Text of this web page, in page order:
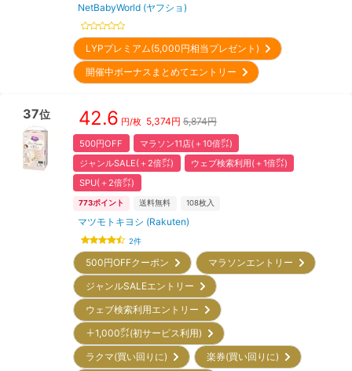
NetBabyWorld (ヤフショ)
LYPプレミアム(5,000円相当プレゼント)
開催中ボーナスまとめてエントリー
37位 42.6 円/枚 5,374円 5,874円
500円OFF
マラソン11店(＋10倍㌽)
ジャンルSALE(＋2倍㌽)
ウェブ検索利用(＋1倍㌽)
SPU(＋2倍㌽)
773ポイント 送料無料 108枚入
マツモトキヨシ (Rakuten)
2件
500円OFFクーポン
マラソンエントリー
ジャンルSALEエントリー
ウェブ検索利用エントリー
＋1,000㌽(初サービス利用)
ラクマ(買い回りに)
楽券(買い回りに)